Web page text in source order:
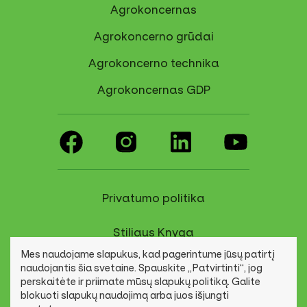
Agrokoncernas
Agrokoncerno grūdai
Agrokoncerno technika
Agrokoncernas GDP
Privatumo politika
Stiliaus Knyga
Pranešimų kanalas
Mes naudojame slapukus, kad pagerintume jūsų patirtį
naudojantis šia svetaine. Spauskite „Patvirtinti“, jog
perskaitėte ir priimate mūsų slapukų politiką. Galite
blokuoti slapukų naudojimą arba juos išjungti